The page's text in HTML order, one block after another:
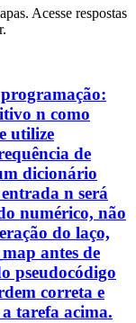
. Acesse respostas
n como
utilize
de
dicionário
n será
numérico, não
do laço,
antes de
pseudocódigo
correta e
tarefa acima.